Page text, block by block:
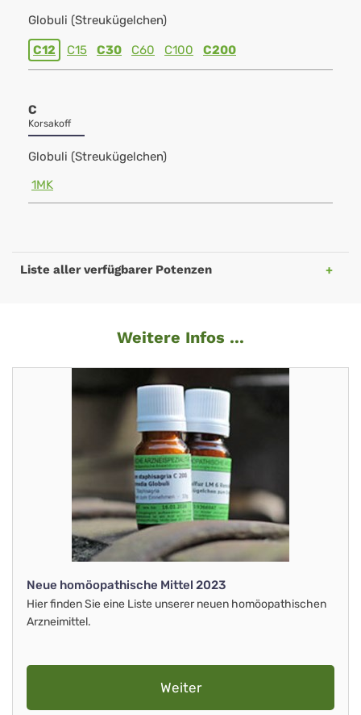
Globuli (Streukügelchen)
C12 C15 C30 C60 C100 C200
C
Korsakoff
Globuli (Streukügelchen)
1MK
Liste aller verfügbarer Potenzen
Weitere Infos ...
Neue homöopathische Mittel 2023
Hier finden Sie eine Liste unserer neuen homöopathischen
Arzneimittel.
Weiter